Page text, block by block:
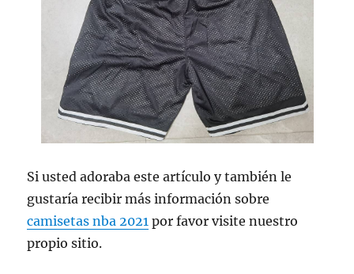
Si usted adoraba este artículo y también le
gustaría recibir más información sobre
camisetas nba 2021 por favor visite nuestro
propio sitio.